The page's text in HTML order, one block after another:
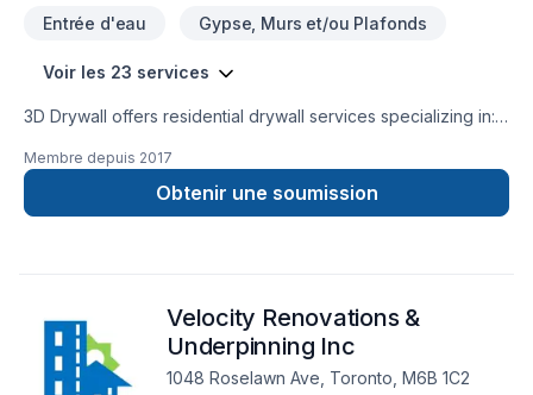
Entrée d'eau Gypse, Murs et/ou Plafonds
Voir les 23 services
3D Drywall offers residential drywall services specializing in:
without scraping, Batt Insulation. Our highly skilled team,
works closely with our clients – providing quality
workmanship and reliable professional service.
Membre depuis 2017
Obtenir une soumission
Velocity Renovations &
Underpinning Inc
1048 Roselawn Ave, Toronto, M6B 1C2